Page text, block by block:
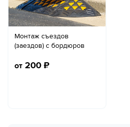
Монтаж съездов
(заездов) с бордюров
от 200 ₽